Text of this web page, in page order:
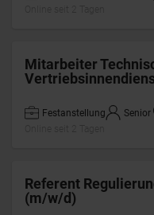
Mitarbeiter
Festanstellung Senior
Referent
(m/w/d)